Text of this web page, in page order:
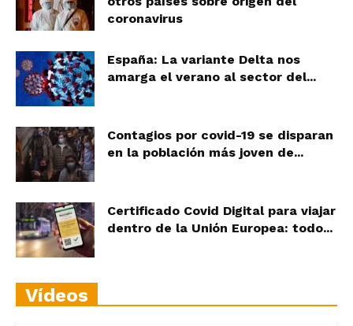
coronavirus
España: La variante Delta nos
amarga el verano al sector del...
Contagios por covid-19 se disparan
en la población más joven de...
Certificado Covid Digital para viajar
dentro de la Unión Europea: todo...
Vídeos